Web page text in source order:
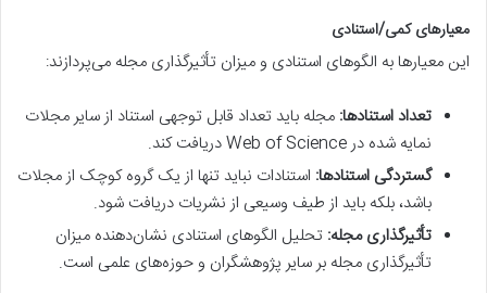
معیارهای کمی/استنادی
این معیارها به الگوهای استنادی و میزان تأثیرگذاری مجله می‌پردازند:
تعداد استنادها: مجله باید تعداد قابل توجهی استناد از سایر مجلات
نمایه شده در Web of Science دریافت کند.
گستردگی استنادها: استنادات نباید تنها از یک گروه کوچک از مجلات
باشد، بلکه باید از طیف وسیعی از نشریات دریافت شود.
تأثیرگذاری مجله: تحلیل الگوهای استنادی نشان‌دهنده میزان
تأثیرگذاری مجله بر سایر پژوهشگران و حوزه‌های علمی است.